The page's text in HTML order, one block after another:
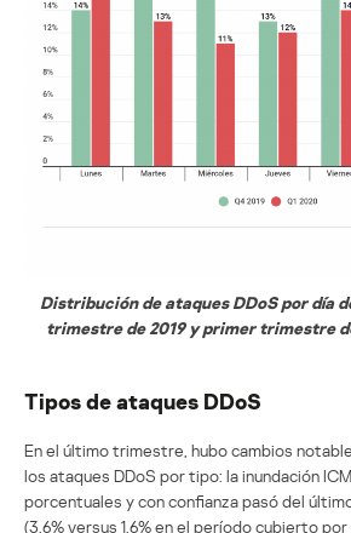
Distribución de ataques DDoS por día
trimestre de 2019 y primer trimestre
Tipos de ataques DDoS
En el último trimestre, hubo cambios
los ataques DDoS por tipo: la inundación
porcentuales y con confianza pasó del
(3,6% versus 1,6% en el período cubierto